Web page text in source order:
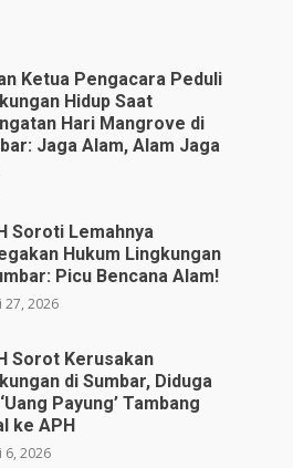
Ketua Pengacara Peduli
Hidup Saat
Hari Mangrove di
Jaga Alam, Alam Jaga
28, 2026
Soroti Lemahnya
Hukum Lingkungan
Picu Bencana Alam!
27, 2026
Sorot Kerusakan
di Sumbar, Diduga
Payung’ Tambang
ke APH
6, 2026